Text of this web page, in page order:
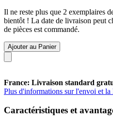
Il ne reste plus que 2 exemplaires
bientôt ! La date de livraison peut
de pièces est commandé.
Ajouter au Panier
France: Livraison standard
Plus d'informations sur l'envoi et la
Caractéristiques et